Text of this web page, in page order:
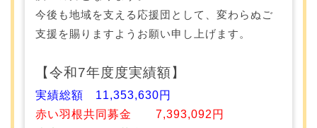
今後も地域を支える応援団として、変わらぬご
支援を賜りますようお願い申し上げます。
【令和7年度度実績額】
実績総額 11,353,630円
赤い羽根共同募金 7,393,092円